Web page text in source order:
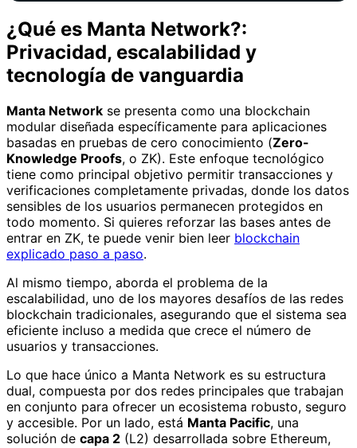
¿Qué es Manta Network?:
Privacidad, escalabilidad y
tecnología de vanguardia
Manta Network se presenta como una blockchain
modular diseñada específicamente para aplicaciones
basadas en pruebas de cero conocimiento (Zero-
Knowledge Proofs, o ZK). Este enfoque tecnológico
tiene como principal objetivo permitir transacciones y
verificaciones completamente privadas, donde los datos
sensibles de los usuarios permanecen protegidos en
todo momento. Si quieres reforzar las bases antes de
entrar en ZK, te puede venir bien leer blockchain
explicado paso a paso.
Al mismo tiempo, aborda el problema de la
escalabilidad, uno de los mayores desafíos de las redes
blockchain tradicionales, asegurando que el sistema sea
eficiente incluso a medida que crece el número de
usuarios y transacciones.
Lo que hace único a Manta Network es su estructura
dual, compuesta por dos redes principales que trabajan
en conjunto para ofrecer un ecosistema robusto, seguro
y accesible. Por un lado, está Manta Pacific, una
solución de capa 2 (L2) desarrollada sobre Ethereum,